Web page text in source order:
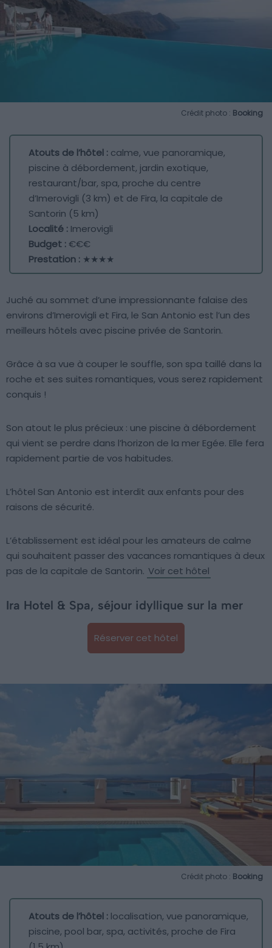
Crédit photo : Booking
Atouts de l’hôtel : calme, vue panoramique,
piscine à débordement, jardin exotique,
restaurant/bar, spa, proche du centre
d’Imerovigli (3 km) et de Fira, la capitale de
Santorin (5 km)
Localité : Imerovigli
Budget :€€€
Prestation : ★★★★
Juché au sommet d’une impressionnante falaise des
environs d’Imerovigli et Fira, le San Antonio est l’un des
meilleurs hôtels avec piscine privée de Santorin.
Grâce à sa vue à couper le souffle, son spa taillé dans la
roche et ses suites romantiques, vous serez rapidement
conquis !
Son atout le plus précieux : une piscine à débordement
qui vient se perdre dans l’horizon de la mer Egée. Elle fera
rapidement partie de vos habitudes.
L’hôtel San Antonio est interdit aux enfants pour des
raisons de sécurité.
L’établissement est idéal pour les amateurs de calme
qui souhaitent passer des vacances romantiques à deux
pas de la capitale de Santorin. Voir cet hôtel
Ira Hotel & Spa, séjour idyllique sur la mer
Réserver cet hôtel
Crédit photo : Booking
Atouts de l’hôtel : localisation, vue panoramique,
piscine, pool bar, spa, activités, proche de Fira